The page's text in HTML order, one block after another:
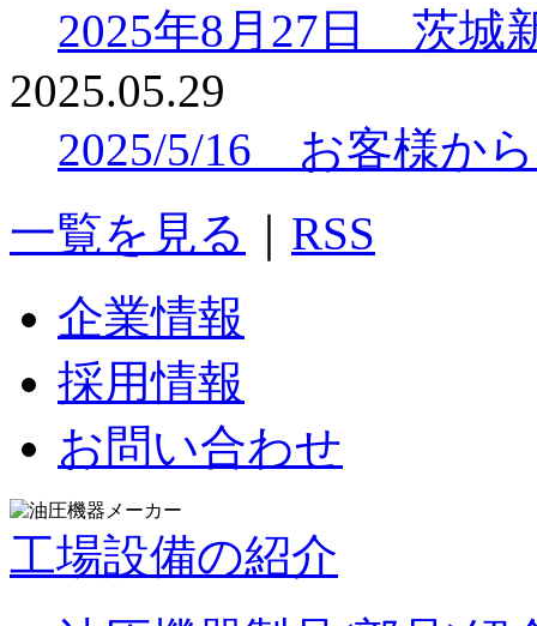
2025年8月27日 茨城
2025.05.29
2025/5/16 お客様か
一覧を見る
RSS
企業情報
採用情報
お問い合わせ
工場設備の紹介